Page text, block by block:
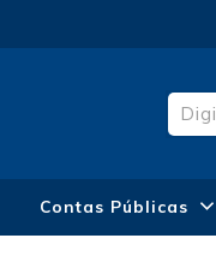
Contas Públicas